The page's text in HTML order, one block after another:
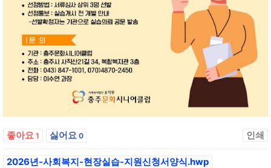
좋아요 1 싫어요 0 인쇄
2026년-사회복지-현장실습-지원신청서양식.hwp